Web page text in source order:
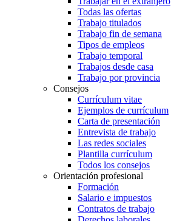
Todas las ofertas
Trabajo titulados
Trabajo fin de semana
Tipos de empleos
Trabajo temporal
Trabajos desde casa
Trabajo por provincia
Consejos
Currículum vitae
Ejemplos de currículum
Carta de presentación
Entrevista de trabajo
Las redes sociales
Plantilla currículum
Todos los consejos
Orientación profesional
Formación
Salario e impuestos
Contratos de trabajo